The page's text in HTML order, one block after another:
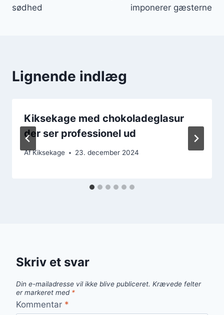
sødhed
imponerer gæsterne
Lignende indlæg
Kiksekage med chokoladeglasur
der ser professionel ud
AfKiksekage 23. december 2024
Skriv et svar
Din e-mailadresse vil ikke blive publiceret. Krævede felter
er markeret med *
Kommentar *